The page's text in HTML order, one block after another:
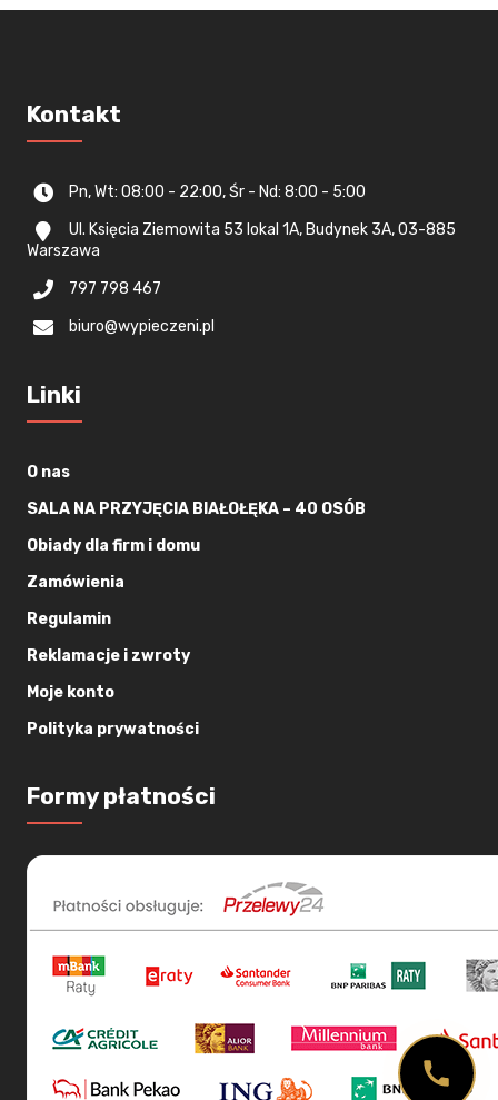
Kontakt
Pn, Wt: 08:00 - 22:00, Śr - Nd: 8:00 - 5:00
Ul. Księcia Ziemowita 53 lokal 1A, Budynek 3A, 03-885
Warszawa
797 798 467
biuro@wypieczeni.pl
Linki
O nas
SALA NA PRZYJĘCIA BIAŁOŁĘKA – 40 OSÓB
Obiady dla firm i domu
Zamówienia
Regulamin
Reklamacje i zwroty
Moje konto
Polityka prywatności
Formy płatności